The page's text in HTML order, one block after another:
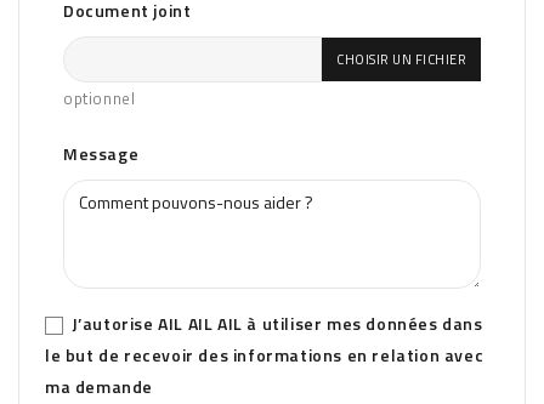
Document joint
CHOISIR UN FICHIER
optionnel
Message
J’autorise AIL AIL AIL à utiliser mes données dans
le but de recevoir des informations en relation avec
ma demande